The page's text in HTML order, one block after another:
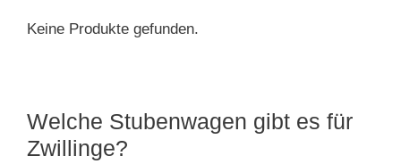
Keine Produkte gefunden.
Welche Stubenwagen gibt es für
Zwillinge?